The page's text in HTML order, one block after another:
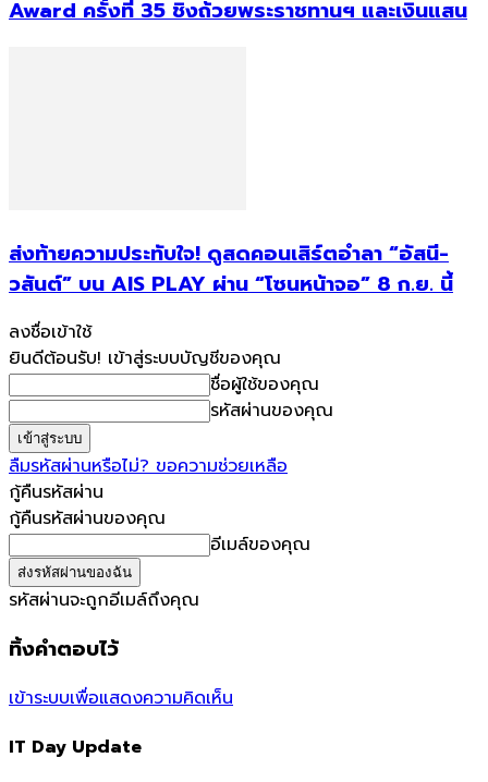
Award ครั้งที่ 35 ชิงถ้วยพระราชทานฯ และเงินแสน
ส่งท้ายความประทับใจ! ดูสดคอนเสิร์ตอำลา “อัสนี-
วสันต์” บน AIS PLAY ผ่าน “โซนหน้าจอ” 8 ก.ย. นี้
ลงชื่อเข้าใช้
ยินดีต้อนรับ! เข้าสู่ระบบบัญชีของคุณ
ชื่อผู้ใช้ของคุณ
รหัสผ่านของคุณ
ลืมรหัสผ่านหรือไม่? ขอความช่วยเหลือ
กู้คืนรหัสผ่าน
กู้คืนรหัสผ่านของคุณ
อีเมล์ของคุณ
รหัสผ่านจะถูกอีเมล์ถึงคุณ
ทิ้งคำตอบไว้
เข้าระบบเพื่อแสดงความคิดเห็น
IT Day Update